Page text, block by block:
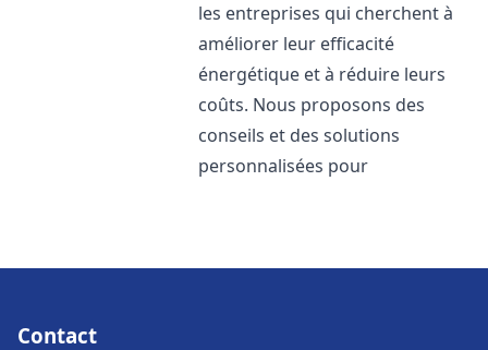
les entreprises qui cherchent à
améliorer leur efficacité
énergétique et à réduire leurs
coûts. Nous proposons des
conseils et des solutions
personnalisées pour
Contact